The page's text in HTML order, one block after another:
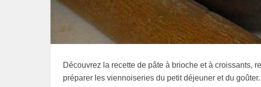
Découvrez la recette de pâte à brioche et à croissants,
préparer les viennoiseries du petit déjeuner et du goûter.